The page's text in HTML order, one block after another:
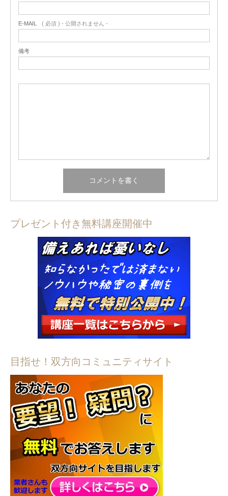
E-MAIL ( 必須 ) - 公開されません -
備考
プレゼント付き無料講座開催中
目指せ！双方向コミュニティサイト